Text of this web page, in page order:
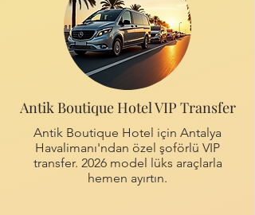
Antik Boutique Hotel VIP Transfer
Antik Boutique Hotel için Antalya
Havalimanı'ndan özel şoförlü VIP
transfer. 2026 model lüks araçlarla
hemen ayırtın.